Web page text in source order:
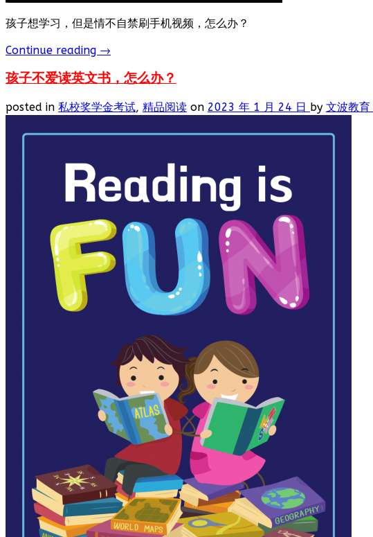
孩子想学习，但是情不自禁刷手机视频，怎么办？
Continue reading →
孩子不爱读英文书，怎么办？
posted in 私校奖学金考试, 精品阅读 on 2023 年 1 月 24 日 by 文波教育